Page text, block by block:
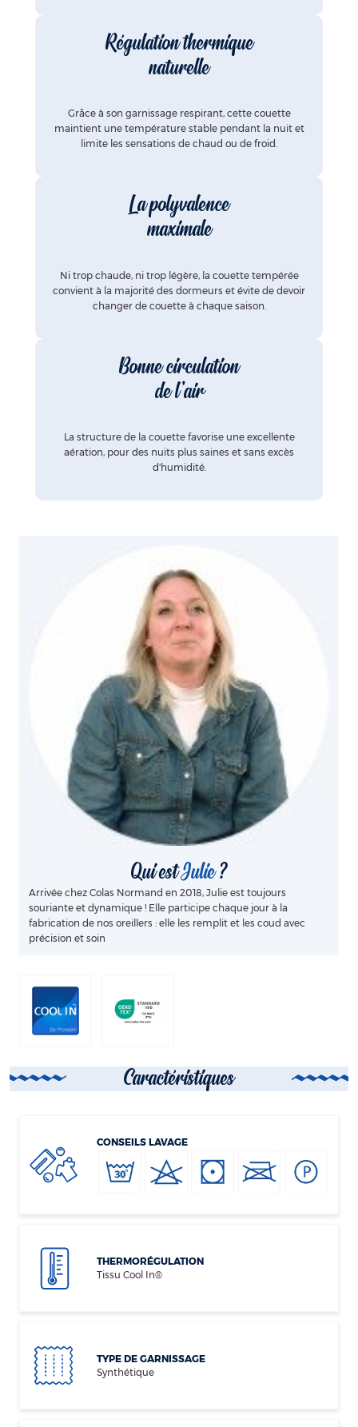
Régulation thermique
naturelle
Grâce à son garnissage respirant, cette couette
maintient une température stable pendant la nuit et
limite les sensations de chaud ou de froid.
La polyvalence
maximale
Ni trop chaude, ni trop légère, la couette tempérée
convient à la majorité des dormeurs et évite de devoir
changer de couette à chaque saison.
Bonne circulation
de l'air
La structure de la couette favorise une excellente
aération, pour des nuits plus saines et sans excès
d'humidité.
Qui estJulie?
Arrivée chez Colas Normand en 2018, Julie est toujours
souriante et dynamique ! Elle participe chaque jour à la
fabrication de nos oreillers : elle les remplit et les coud avec
précision et soin
Caractéristiques
CONSEILS LAVAGE
THERMORÉGULATION
Tissu Cool In®
TYPE DE GARNISSAGE
Synthétique